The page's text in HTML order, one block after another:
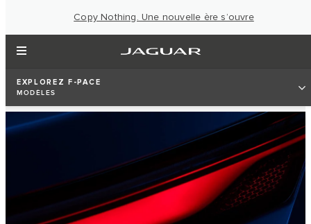
Copy Nothing. Une nouvelle ère s’ouvre
EXPLOREZ F-PACE
MODÈLES